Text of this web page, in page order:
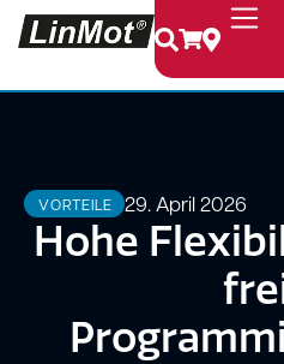
VORTEILE 29. April 2026
Hohe